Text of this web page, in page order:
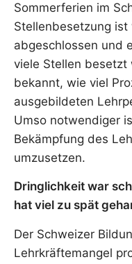
Sommerferien im
Stellenbesetzung
abgeschlossen und
viele Stellen
bekannt, wie viel
ausgebildeten
Umso notwendiger
Bekämpfung des
umzusetzen.
Dringlichkeit war
hat viel zu spät
Der Schweizer
Lehrkräftemangel